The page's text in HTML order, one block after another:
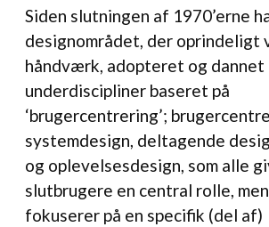
Siden slutningen af 1970’erne
designområdet, der oprindeligt
håndværk, adopteret og dannet
underdiscipliner baseret på
‘brugercentrering’;
systemdesign, deltagende
og oplevelsesdesign, som alle
slutbrugere en central rolle,
fokuserer på en specifik (del af)